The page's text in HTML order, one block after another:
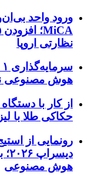
ورود واحد
نظارتی اروپا
هوش مصنوعی
از کار با
حکاکی طلا با
هوش مصنوعی